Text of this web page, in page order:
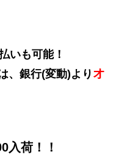
いも可能！
、 銀行(変動)より オ
入荷！！